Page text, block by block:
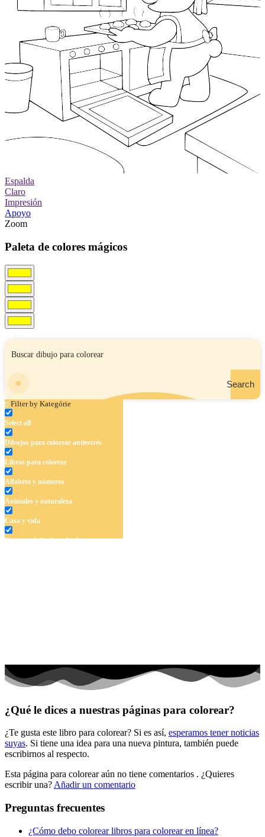
Espalda
Claro
Impresión
Apoyo
Zoom
Paleta de colores mágicos
Search
Filter by Kategórie
Select all
Dibujos para colorear antiestrés
Libros para colorear
Alfabeto y números
Animales y naturaleza
Casa y vida
Cuentos de hadas y hadas
Halloween y otoño
Mandalas
Música e instrumentos musicales
Peluches y caballos
Primavera y pascua
Transporte
Verano y vacaciones
¿Qué le dices a nuestras páginas para colorear?
¿Te gusta este libro para colorear? Si es así, esperamos tener noticias
suyas. Si tiene una idea para una nueva pintura, también puede
escribirnos al respecto.
Esta página para colorear aún no tiene comentarios . ¿Quieres
escribir una? Añadir un comentario
Preguntas frecuentes
¿Cómo debo colorear libros para colorear en línea?